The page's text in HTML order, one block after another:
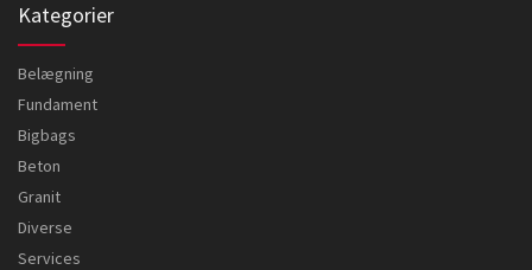
Kategorier
Belægning
Fundament
Bigbags
Beton
Granit
Diverse
Services